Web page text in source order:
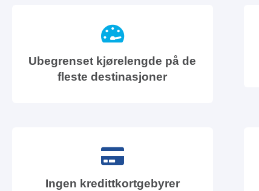
Ubegrenset kjørelengde på de
fleste destinasjoner
Ingen kredittkortgebyrer